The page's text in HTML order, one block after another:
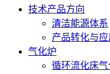
技术产品方向
清洁能源体系
产品转化与
气化炉
循环流化床气